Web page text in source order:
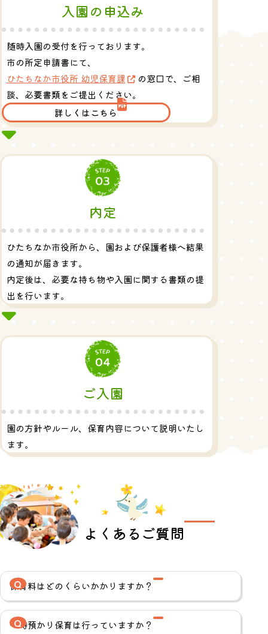
入園の申込み
随時入園の受付を行っております。
市の所定申請書にて、
ひたちなか市役所 幼児保育課
の窓口で、
ご相
談、必要書類をご提出ください。
詳しくはこちら
内定
ひたちなか市役所から、園および保護者様へ結果
の通知が届きます。
内定後は、必要な持ち物や入園に関する書類の提
出を行います。
ご入園
園の方針やルール、保育内容について説明いたし
ます。
よくあるご質問
Q
保育料はどのくらいかかりますか？
Q
一時預かり保育は行っていますか？